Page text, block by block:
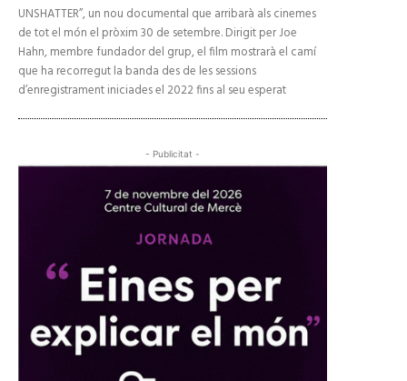
UNSHATTER”, un nou documental que arribarà als cinemes
de tot el món el pròxim 30 de setembre. Dirigit per Joe
Hahn, membre fundador del grup, el film mostrarà el camí
que ha recorregut la banda des de les sessions
d’enregistrament iniciades el 2022 fins al seu esperat
- Publicitat -